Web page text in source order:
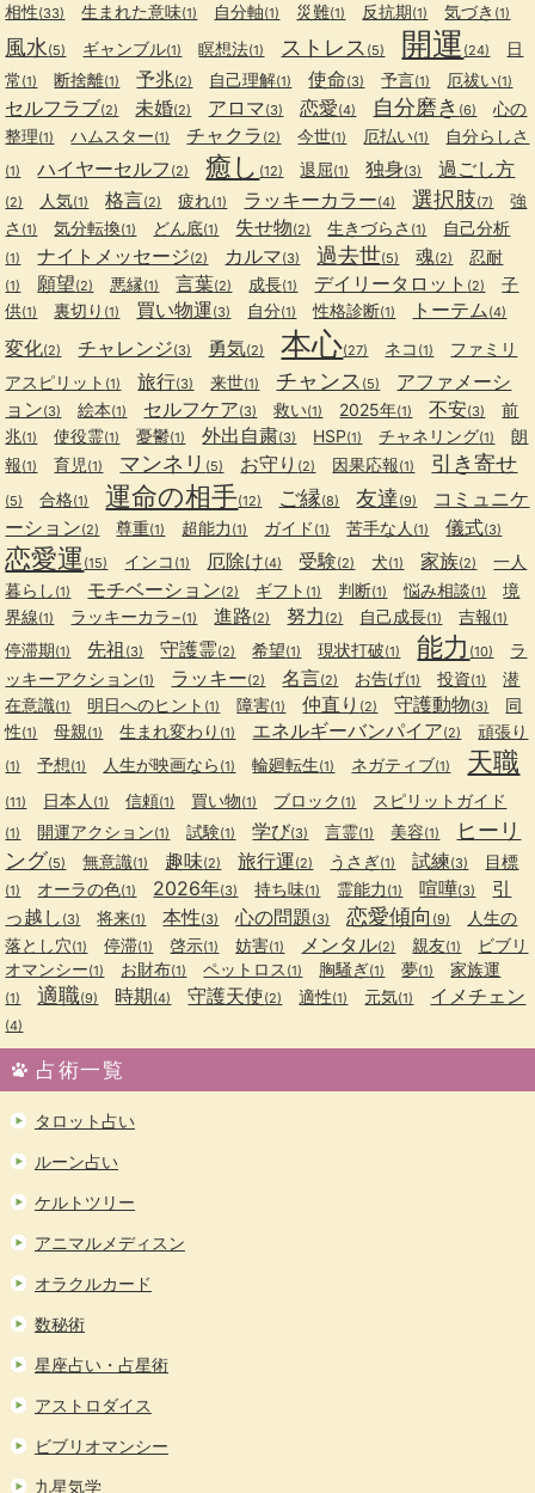
相性(33) 生まれた意味(1) 自分軸(1) 災難(1) 反抗期(1) 気づき (1)
風水(5) ギャンブル(1) 瞑想法(1) ストレス (5) 開運 (24)
日
常 (1) 断捨離(1) 予兆(2) 自己理解(1) 使命(3) 予言(1) 厄祓い(1)
セルフラブ(2) 未婚(2) アロマ(3) 恋愛(4) 自分磨き (6)
心の
整理(1) ハムスター(1) チャクラ (2) 今世(1) 厄払い(1) 自分らしさ
(1) ハイヤーセルフ (2) 癒し (12) 退屈(1) 独身(3) 過ごし方
(2) 人気(1) 格言(2) 疲れ(1) ラッキーカラー(4) 選択肢(7)
強
さ (1) 気分転換(1) どん底(1) 失せ物(2) 生きづらさ (1) 自己分析
(1) ナイトメッセージ(2) カルマ(3) 過去世(5) 魂(2) 忍耐
(1) 願望(2) 悪縁(1) 言葉(2) 成長(1) デイリータロット (2)
子
供(1) 裏切り (1) 買い物運(3) 自分(1) 性格診断(1) トーテム(4)
変化(2) チャレンジ(3) 勇気(2) 本心(27) ネコ (1)
ファミリ
アスピリット (1) 旅行(3) 来世(1) チャンス (5)
アファメーシ
ョン(3) 絵本(1) セルフケア(3) 救い(1) 2025年(1) 不安(3)
前
兆(1) 使役霊(1) 憂鬱(1) 外出自粛(3) HSP(1) チャネリング(1)
朗
報(1) 育児 (1) マンネリ (5) お守り (2) 因果応報(1) 引き寄せ
(5) 合格(1) 運命の相手(12) ご縁(8) 友達 (9)
コミュニケ
ーション(2) 尊重(1) 超能力 (1) ガイド (1) 苦手な人 (1) 儀式(3)
恋愛運 (15) インコ (1) 厄除け(4) 受験(2) 犬(1) 家族(2)
一人
暮らし (1) モチベーション(2) ギフト (1) 判断(1) 悩み相談(1)
境
界線(1) ラッキーカラ−(1) 進路(2) 努力 (2) 自己成長(1) 吉報(1)
停滞期(1) 先祖 (3) 守護霊(2) 希望(1) 現状打破(1) 能力 (10)
ラ
ッキーアクション(1) ラッキー(2) 名言(2) お告げ(1) 投資(1)
潜
在意識(1) 明日へのヒント (1) 障害(1) 仲直り (2) 守護動物(3)
同
性(1) 母親(1) 生まれ変わり (1) エネルギーバンパイア(2) 頑張り
(1) 予想(1) 人生が映画なら (1) 輪廻転生(1) ネガティブ(1) 天職
(11) 日本人 (1) 信頼(1) 買い物(1) ブロック (1) スピリットガイド
(1) 開運アクション(1) 試験(1) 学び(3) 言霊(1) 美容(1)
ヒーリ
ング(5) 無意識(1) 趣味(2) 旅行運(2) うさぎ(1) 試練(3) 目標
(1) オーラの色(1) 2026年(3) 持ち味(1) 霊能力 (1) 喧嘩(3)
引
っ越し (3) 将来(1) 本性(3) 心の問題(3) 恋愛傾向 (9)
人生の
落とし穴(1) 停滞(1) 啓示(1) 妨害(1) メンタル(2) 親友(1)
ビブリ
オマンシー(1) お財布(1) ペットロス (1) 胸騒ぎ(1) 夢(1) 家族運
(1) 適職(9) 時期(4) 守護天使(2) 適性(1) 元気(1) イメチェン
(4)
占術一覧
タロット占い
ルーン占い
ケルトツリー
アニマルメディスン
オラクルカード
数秘術
星座占い・占星術
アストロダイス
ビブリオマンシー
九星気学